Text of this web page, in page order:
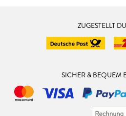
ZUGESTELLT
SICHER & BEQUEM